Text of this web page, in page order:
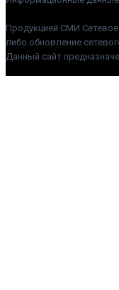
Продукцией СМИ Сетевое
либо обновление
Данный сайт